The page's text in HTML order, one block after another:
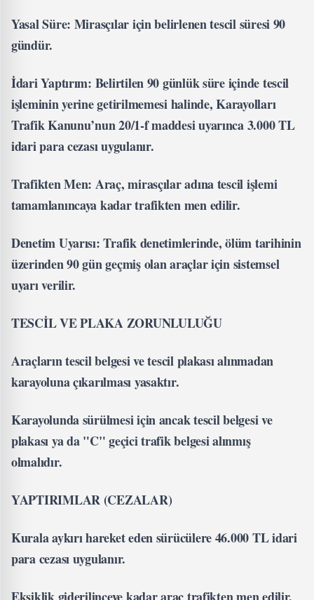
Yasal Süre: Mirasçılar için belirlenen tescil süresi 90
gündür.
İdari Yaptırım: Belirtilen 90 günlük süre içinde tescil
işleminin yerine getirilmemesi halinde, Karayolları
Trafik Kanunu’nun 20/1-f maddesi uyarınca 3.000 TL
idari para cezası uygulanır.
Trafikten Men: Araç, mirasçılar adına tescil işlemi
tamamlanıncaya kadar trafikten men edilir.
Denetim Uyarısı: Trafik denetimlerinde, ölüm tarihinin
üzerinden 90 gün geçmiş olan araçlar için sistemsel
uyarı verilir.
TESCİL VE PLAKA ZORUNLULUĞU
Araçların tescil belgesi ve tescil plakası alınmadan
karayoluna çıkarılması yasaktır.
Karayolunda sürülmesi için ancak tescil belgesi ve
plakası ya da "C" geçici trafik belgesi alınmış
olmalıdır.
YAPTIRIMLAR (CEZALAR)
Kurala aykırı hareket eden sürücülere 46.000 TL idari
para cezası uygulanır.